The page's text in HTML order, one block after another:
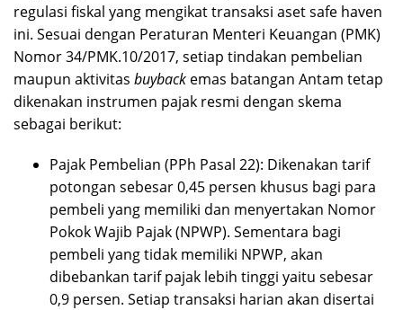
regulasi fiskal yang mengikat transaksi aset safe haven
ini. Sesuai dengan Peraturan Menteri Keuangan (PMK)
Nomor 34/PMK.10/2017, setiap tindakan pembelian
maupun aktivitas buyback emas batangan Antam tetap
dikenakan instrumen pajak resmi dengan skema
sebagai berikut:
Pajak Pembelian (PPh Pasal 22): Dikenakan tarif
potongan sebesar 0,45 persen khusus bagi para
pembeli yang memiliki dan menyertakan Nomor
Pokok Wajib Pajak (NPWP). Sementara bagi
pembeli yang tidak memiliki NPWP, akan
dibebankan tarif pajak lebih tinggi yaitu sebesar
0,9 persen. Setiap transaksi harian akan disertai